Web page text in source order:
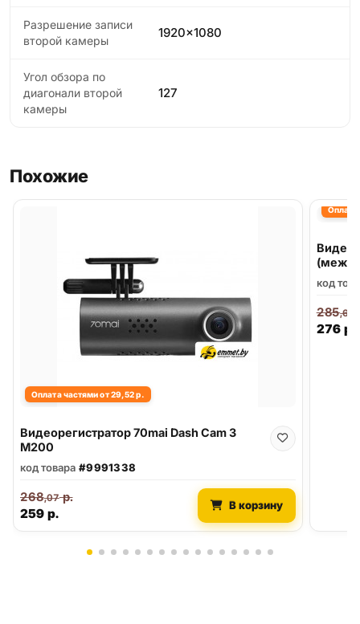
Разрешение записи
второй камеры
1920x1080
Угол обзора по
диагонали второй
камеры
127
Похожие
Оплата частями от 29,52 р.
Видеорегистратор 70mai Dash Cam 3
M200
код товара #9991338
259 р.
268,07р.
В корзину
Оплата
код
276р.
285,66